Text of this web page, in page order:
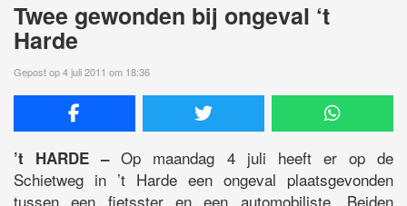
Twee gewonden bij ongeval ‘t
Harde
Gepost op 4 juli 2011 om 18:36
’t HARDE –Op maandag 4 juli heeft er op de
Schietweg in ’t Harde een ongeval plaatsgevonden
tussen een fietsster en een automobiliste. Beiden